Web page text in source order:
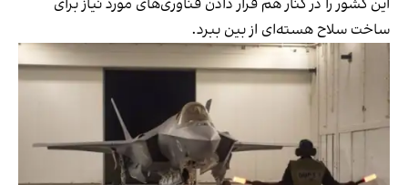
ساخت سلاح هسته‌ای از بین ببرد.